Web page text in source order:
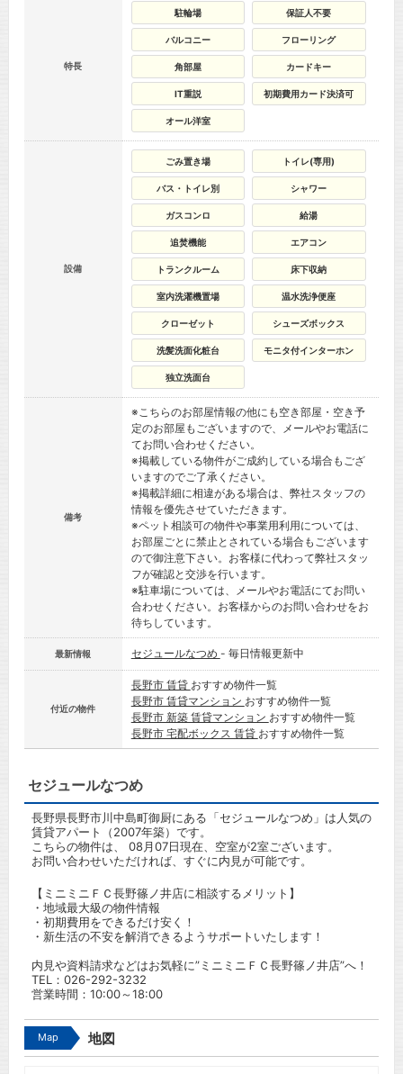
特長
駐輪場 保証人不要
バルコニー フローリング
角部屋 カードキー
IT重説 初期費用カード決済可
オール洋室
設備
ごみ置き場 トイレ(専用)
バス・トイレ別 シャワー
ガスコンロ 給湯
追焚機能 エアコン
トランクルーム 床下収納
室内洗濯機置場 温水洗浄便座
クローゼット シューズボックス
洗髪洗面化粧台 モニタ付インターホン
独立洗面台
備考
※こちらのお部屋情報の他にも空き部屋・空き予
定のお部屋もございますので、メールやお電話に
てお問い合わせください。
※掲載している物件がご成約している場合もござ
いますのでご了承ください。
※掲載詳細に相違がある場合は、弊社スタッフの
情報を優先させていただきます。
※ペット相談可の物件や事業用利用については、
お部屋ごとに禁止とされている場合もございます
ので御注意下さい。お客様に代わって弊社スタッ
フが確認と交渉を行います。
※駐車場については、メールやお電話にてお問い
合わせください。お客様からのお問い合わせをお
待ちしています。
最新情報 セジュールなつめ - 毎日情報更新中
付近の物件
長野市 賃貸 おすすめ物件一覧
長野市 賃貸マンション おすすめ物件一覧
長野市 新築 賃貸マンション おすすめ物件一覧
長野市 宅配ボックス 賃貸 おすすめ物件一覧
セジュールなつめ
長野県長野市川中島町御厨にある「セジュールなつめ」は人気の
賃貸アパート（2007年築）です。
こちらの物件は、 08月07日現在、空室が2室ございます。
お問い合わせいただければ、すぐに内見が可能です。
【ミニミニＦＣ長野篠ノ井店に相談するメリット】
・地域最大級の物件情報
・初期費用をできるだけ安く！
・新生活の不安を解消できるようサポートいたします！
内見や資料請求などはお気軽に”ミニミニＦＣ長野篠ノ井店”へ！
TEL： 026-292-3232
営業時間：10:00～18:00
Map 地図